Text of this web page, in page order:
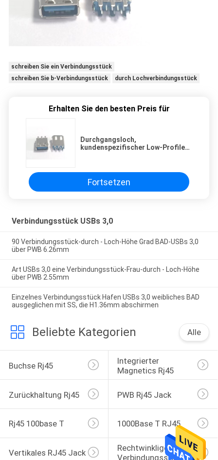
schreiben Sie ein Verbindungsstück
schreiben Sie b-Verbindungsstück
durch Lochverbindungsstück
Erhalten Sie den besten Preis für
Durchgangsloch,
kundenspezifischer Low-Profile-
Fortsetzen
Verbindungsstück USBs 3,0
90 Verbindungsstück-durch - Loch-Höhe Grad BAD-USBs 3,0
über PWB 6.26mm
Art USBs 3,0 eine Verbindungsstück-Frau-durch - Loch-Höhe
über PWB 2.55mm
Einzelnes Verbindungsstück Hafen USBs 3,0 weibliches BAD
ausgeglichen mit SS, die H1.36mm abschirmen
Beliebte Kategorien Alle
Buchse Rj45
Integrierter
Magnetics Rj45
Zurückhaltung Rj45 PWB Rj45 Jack
Rj45 100base T 1000Base T RJ45
Vertikales RJ45 Jack
Rechtwinkliges
Verbindungsstück